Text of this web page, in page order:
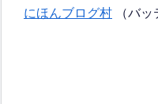
にほんブログ村 （バ